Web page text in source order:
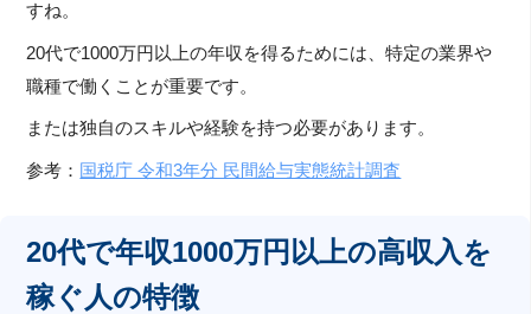
すね。
20代で1000万円以上の年収を得るためには、特定の業界や
職種で働くことが重要です。
または独自のスキルや経験を持つ必要があります。
参考： 国税庁 令和3年分 民間給与実態統計調査
20代で年収1000万円以上の高収入を
稼ぐ人の特徴